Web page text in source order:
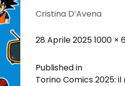
Cristina D’Avena
Posted
28 Aprile 2025Full
1000 ×
Navigazione
Published in
Torino Comics 2025: